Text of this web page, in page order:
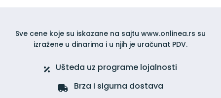
Sve cene koje su iskazane na sajtu www.onlinea.rs su
izražene u dinarima i u njih je uračunat PDV.
Ušteda uz programe lojalnosti
Brza i sigurna dostava